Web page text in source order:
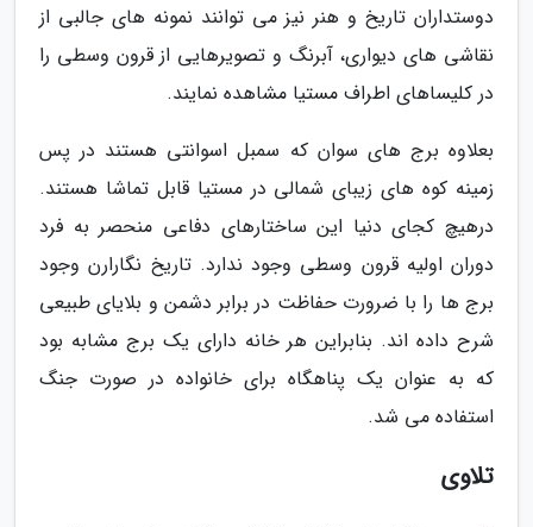
دوستداران تاریخ و هنر نیز می توانند نمونه های جالبی از
نقاشی های دیواری، آبرنگ و تصویرهایی از قرون وسطی را
در کلیساهای اطراف مستیا مشاهده نمایند.
بعلاوه برج های سوان که سمبل اسوانتی هستند در پس
زمینه کوه های زیبای شمالی در مستیا قابل تماشا هستند.
درهیچ کجای دنیا این ساختارهای دفاعی منحصر به فرد
دوران اولیه قرون وسطی وجود ندارد. تاریخ نگارارن وجود
برج ها را با ضرورت حفاظت در برابر دشمن و بلایای طبیعی
شرح داده اند. بنابراین هر خانه دارای یک برج مشابه بود
که به عنوان یک پناهگاه برای خانواده در صورت جنگ
استفاده می شد.
تلاوی